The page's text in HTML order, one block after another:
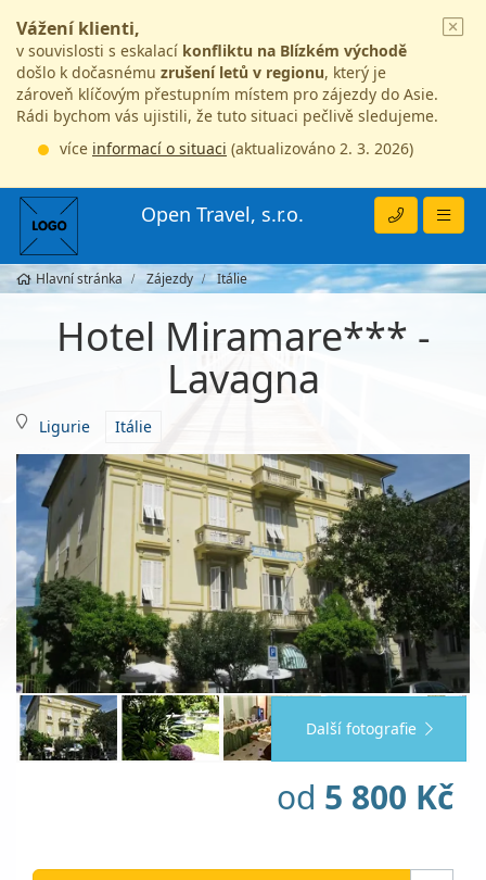
Vážení klienti,
v souvislosti s eskalací konfliktu na Blízkém východě
došlo k dočasnému zrušení letů v regionu, který je
zároveň klíčovým přestupním místem pro zájezdy do Asie.
Rádi bychom vás ujistili, že tuto situaci pečlivě sledujeme.
více informací o situaci (aktualizováno 2. 3. 2026)
Open Travel, s.r.o.
Hlavní stránka Zájezdy Itálie
Hotel Miramare*** -
Lavagna
Ligurie Itálie
Další fotografie
od 5 800 Kč